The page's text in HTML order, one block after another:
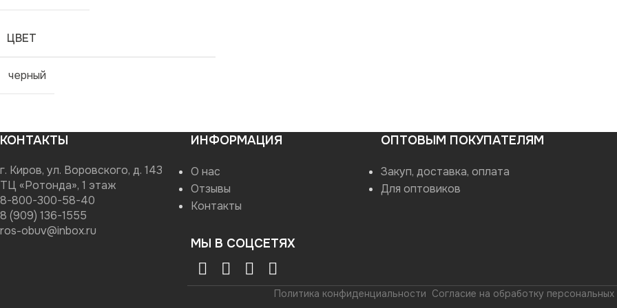
ЦВЕТ
черный
КОНТАКТЫ
г. Киров, ул. Воровского, д. 143
ТЦ «Ротонда», 1 этаж
8-800-300-58-40
8 (909) 136-1555
ros-obuv@inbox.ru
ИНФОРМАЦИЯ
О нас
Отзывы
Контакты
МЫ В СОЦСЕТЯХ
ОПТОВЫМ ПОКУПАТЕЛЯМ
Закуп, доставка, оплата
Для оптовиков
Политика конфиденциальности Согласие на обработку